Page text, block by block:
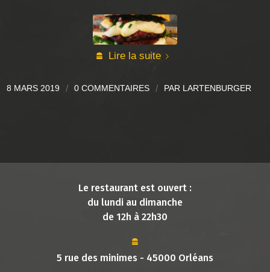
Lire la suite
8 MARS 2019 / 0 COMMENTAIRES / PAR LARTENBURGER
Le restaurant est ouvert :
du lundi au dimanche
de 12h à 22h30
5 rue des minimes - 45000 Orléans